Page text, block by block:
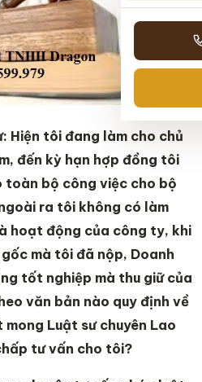
Hiện tôi đang làm cho chủ
đến kỳ hạn hợp đồng tôi
toàn bộ công việc cho bộ
ra tôi không có làm
hoạt động của công ty, khi
mà tôi đã nộp, Doanh
tốt nghiệp mà thu giữ của
văn bản nào quy định về
Luật sư chuyên Lao
tư vấn cho tôi?